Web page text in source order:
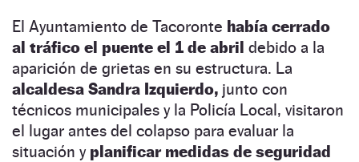
El Ayuntamiento de Tacoronte había cerrado
al tráfico el puente el 1 de abril debido a la
aparición de grietas en su estructura. La
alcaldesa Sandra Izquierdo, junto con
técnicos municipales y la Policía Local, visitaron
el lugar antes del colapso para evaluar la
situación y planificar medidas de seguridad